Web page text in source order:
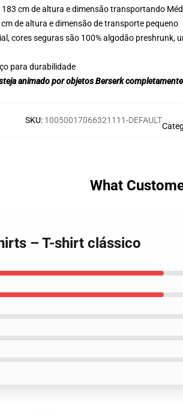
183 cm de altura e dimensão transportando
cm de altura e dimensão de transporte pequeno
cores seguras são 100% algodão preshrunk,
para durabilidade
animado por objetos Berserk
SKU: 10050017066321111-DEFAULT
What
– T-shirt clássico